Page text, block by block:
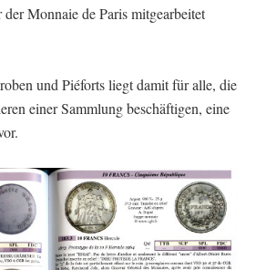
Monnaie de Paris mitgearbeitet
und Piéforts liegt damit für alle, die
einer Sammlung beschäftigen, eine